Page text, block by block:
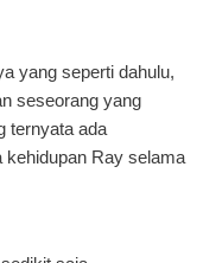
yang seperti dahulu,
seseorang yang
ternyata ada
kehidupan Ray selama